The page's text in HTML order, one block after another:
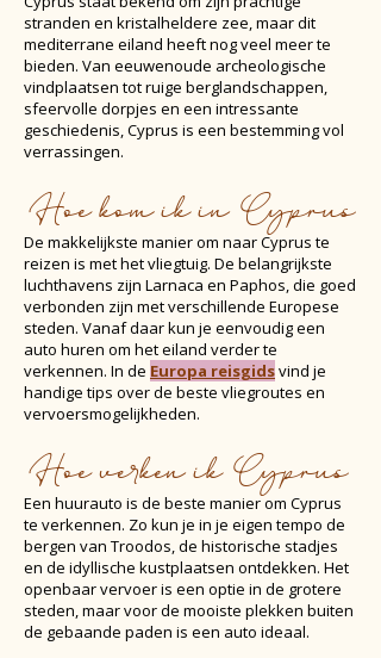
stranden en kristalheldere zee, maar dit
mediterrane eiland heeft nog veel meer te
bieden. Van eeuwenoude archeologische
vindplaatsen tot ruige berglandschappen,
sfeervolle dorpjes en een intressante
geschiedenis, Cyprus is een bestemming vol
verrassingen.
Hoe kom ik in Cyprus
De makkelijkste manier om naar Cyprus te
reizen is met het vliegtuig. De belangrijkste
luchthavens zijn Larnaca en Paphos, die goed
verbonden zijn met verschillende Europese
steden. Vanaf daar kun je eenvoudig een
auto huren om het eiland verder te
verkennen. In de Europa reisgidsvind je
handige tips over de beste vliegroutes en
vervoersmogelijkheden.
Hoe verken ik Cyprus
Een huurauto is de beste manier om Cyprus
te verkennen. Zo kun je in je eigen tempo de
bergen van Troodos, de historische stadjes
en de idyllische kustplaatsen ontdekken. Het
openbaar vervoer is een optie in de grotere
steden, maar voor de mooiste plekken buiten
de gebaande paden is een auto ideaal.